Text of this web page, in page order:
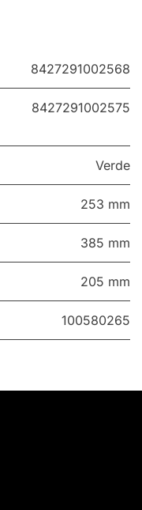
8427291002568
8427291002575
Verde
253 mm
385 mm
205 mm
100580265